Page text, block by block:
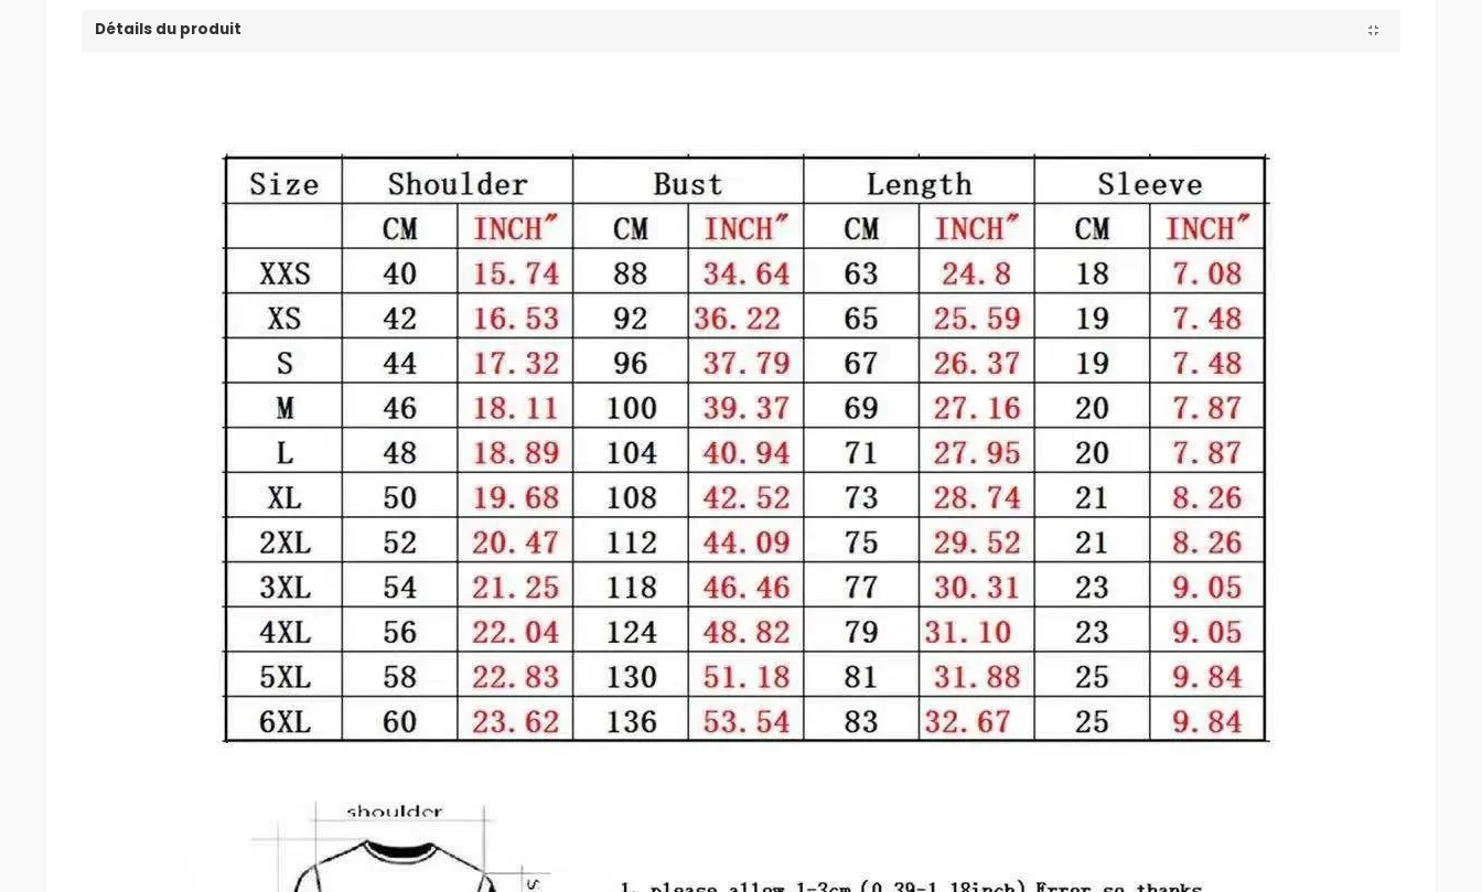
Détails du produit